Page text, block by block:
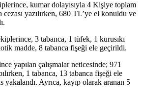
kumar dolayısıyla 4 Kişiye toplam
yazılırken, 680 TL’ye el konuldu ve
3 tabanca, 1 tüfek, 1 kurusıkı
madde, 8 tabanca fişeği ele geçirildi.
yapılan çalışmalar neticesinde; 971
1 tabanca, 13 tabanca fişeği ele
yakalandı. Ayrıca, kayıp olarak aranan 5